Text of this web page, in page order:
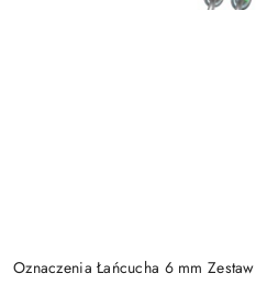
Oznaczenia Łańcucha 6 mm